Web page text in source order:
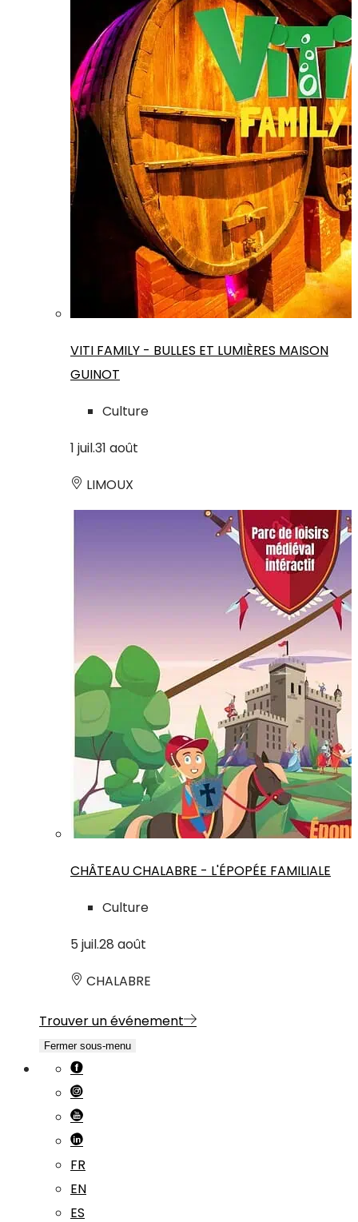
VITI FAMILY - BULLES ET LUMIÈRES MAISON
GUINOT
Culture
1 juil.31 août
LIMOUX
CHÂTEAU CHALABRE - L'ÉPOPÉE FAMILIALE
Culture
5 juil.28 août
CHALABRE
Trouver un événement
Fermer sous-menu
FR
EN
ES